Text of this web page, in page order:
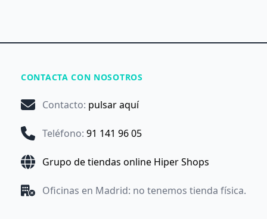
CONTACTA CON NOSOTROS
Contacto: pulsar aquí
Teléfono: 91 141 96 05
Grupo de tiendas online Hiper Shops
Oficinas en Madrid: no tenemos tienda física.